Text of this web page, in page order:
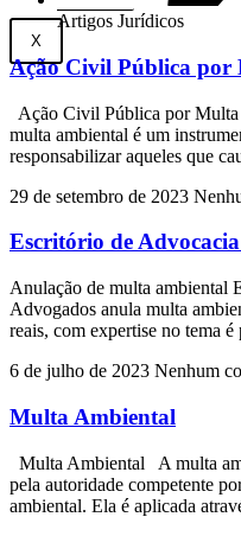
X
Artigos Jurídicos
Ação Civil Pública por
Ação Civil Pública por
multa ambiental é um
responsabilizar aqueles que
29 de setembro de 2023
Escritório de
Anulação de multa ambiental
Advogados anula multa
reais, com expertise no tema
6 de julho de 2023 Nenhum
Multa Ambiental
Multa Ambiental A multa
pela autoridade competente
ambiental. Ela é aplicada